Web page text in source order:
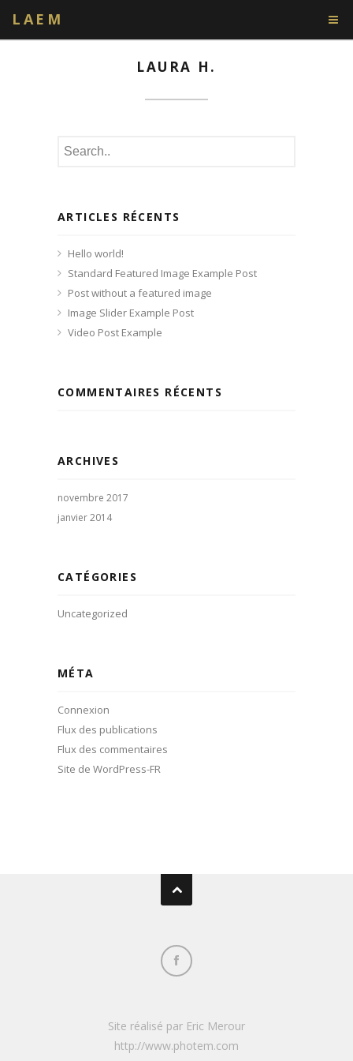
LAEM
LAURA H.
ARTICLES RÉCENTS
Hello world!
Standard Featured Image Example Post
Post without a featured image
Image Slider Example Post
Video Post Example
COMMENTAIRES RÉCENTS
ARCHIVES
novembre 2017
janvier 2014
CATÉGORIES
Uncategorized
MÉTA
Connexion
Flux des publications
Flux des commentaires
Site de WordPress-FR
Site réalisé par Eric Merour
http://www.photem.com